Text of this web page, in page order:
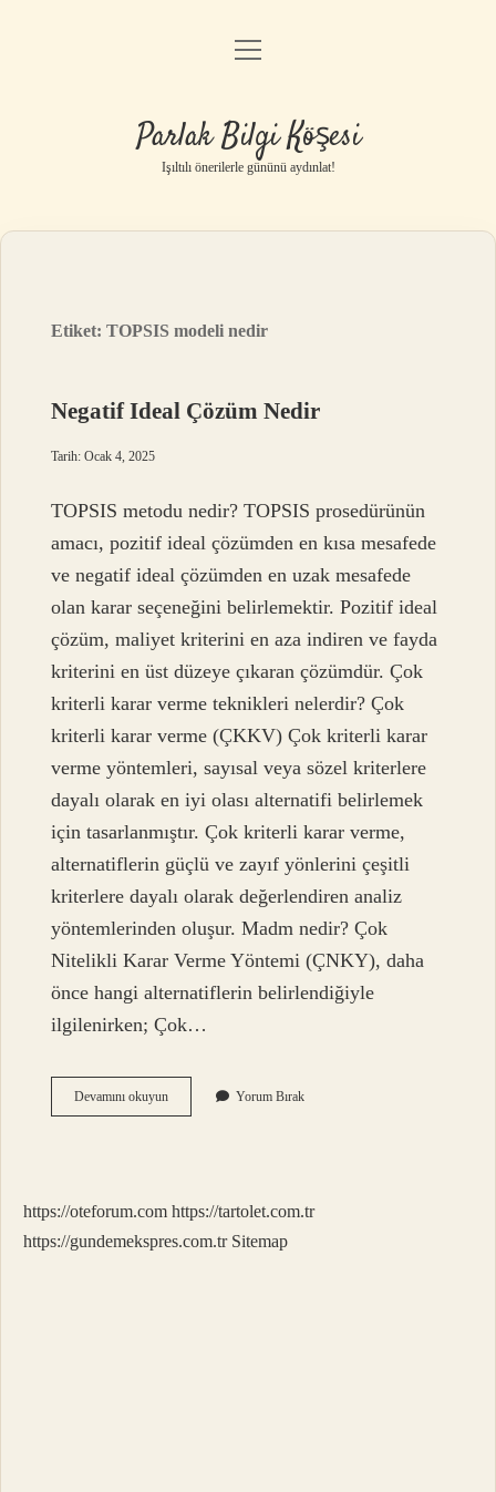
Anasayfa
Yasal Uyarı
menüyü
Parlak Bilgi Köşesi
Işıltılı önerilerle gününü aydınlat!
Etiket:TOPSIS modeli nedir
Negatif Ideal Çözüm Nedir
Tarih: Ocak 4, 2025
TOPSIS metodu nedir? TOPSIS prosedürünün
amacı, pozitif ideal çözümden en kısa mesafede
ve negatif ideal çözümden en uzak mesafede
olan karar seçeneğini belirlemektir. Pozitif ideal
çözüm, maliyet kriterini en aza indiren ve fayda
kriterini en üst düzeye çıkaran çözümdür. Çok
kriterli karar verme teknikleri nelerdir? Çok
kriterli karar verme (ÇKKV) Çok kriterli karar
verme yöntemleri, sayısal veya sözel kriterlere
dayalı olarak en iyi olası alternatifi belirlemek
için tasarlanmıştır. Çok kriterli karar verme,
alternatiflerin güçlü ve zayıf yönlerini çeşitli
kriterlere dayalı olarak değerlendiren analiz
yöntemlerinden oluşur. Madm nedir? Çok
Nitelikli Karar Verme Yöntemi (ÇNKY), daha
önce hangi alternatiflerin belirlendiğiyle
ilgilenirken; Çok…
Devamını okuyunNegatif
Ideal
Yorum Bırak
https://oteforum.com https://tartolet.com.tr
https://gundemekspres.com.tr Sitemap